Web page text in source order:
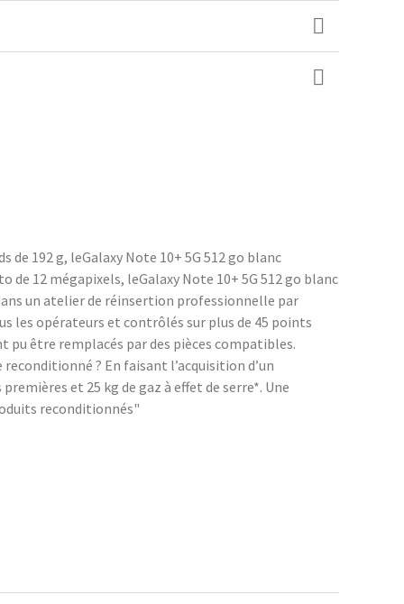
de 192 g, leGalaxy Note 10+ 5G 512 go blanc
12 mégapixels, leGalaxy Note 10+ 5G 512 go blanc
un atelier de réinsertion professionnelle par
les opérateurs et contrôlés sur plus de 45 points
être remplacés par des pièces compatibles.
? En faisant l’acquisition d’un
et 25 kg de gaz à effet de serre*. Une
reconditionnés"